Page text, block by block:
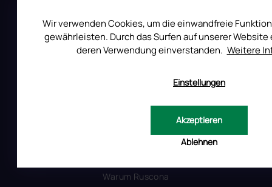
Wir verwenden Cookies, um die einwandfreie
gewährleisten. Durch das Surfen auf unserer Website
deren Verwendung einverstanden. Weitere
Einstellungen
Ablehnen
Akzeptieren
Versandkosten
Allgemeine Geschäftsbedingungen
INFORMATIONEN FÜR SIE
Warum Ruscona